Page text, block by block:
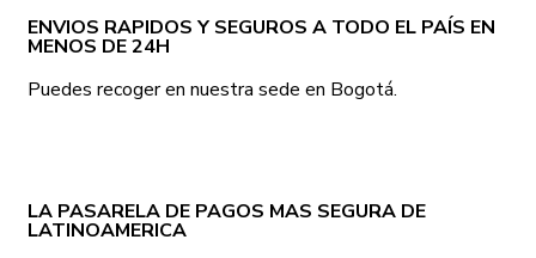
ENVIOS RAPIDOS Y SEGUROS A TODO EL PAÍS EN
MENOS DE 24H
Puedes recoger en nuestra sede en Bogotá.
LA PASARELA DE PAGOS MAS SEGURA DE
LATINOAMERICA